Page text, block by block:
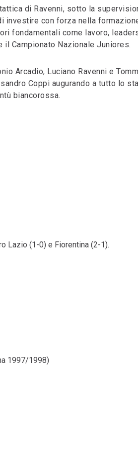
di Ravenni, sotto la
investire con forza nella
fondamentali come lavoro,
Campionato Nazionale Juniores.
Arcadio, Luciano Ravenni e
Coppi augurando a tutto lo
biancorossa.
Lazio (1-0) e Fiorentina (2-1).
1997/1998)